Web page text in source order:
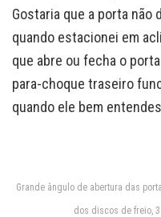
Gostaria que a porta não
quando estacionei em
que abre ou fecha o
para-choque traseiro
quando ele bem
Grande ângulo de abertura das
dos discos de freio,